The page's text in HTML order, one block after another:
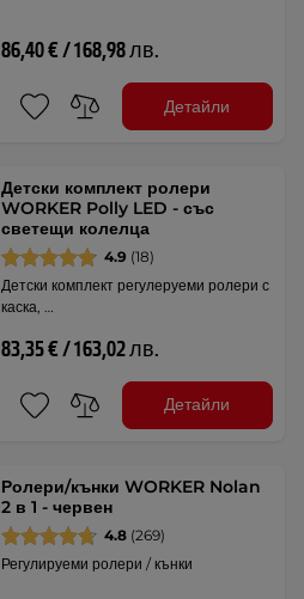
86,40 € / 168,98 лв.
Детайли
Детски комплект ролери
WORKER Polly LED - със
светещи колелца
4.9 (18)
Детски комплект регулеруеми ролери с
каска, …
83,35 € / 163,02 лв.
Детайли
Ролери/кънки WORKER Nolan
2 в 1 - червен
4.8 (269)
Регулируеми ролери / кънки